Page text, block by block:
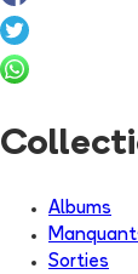
Albums
Sorties